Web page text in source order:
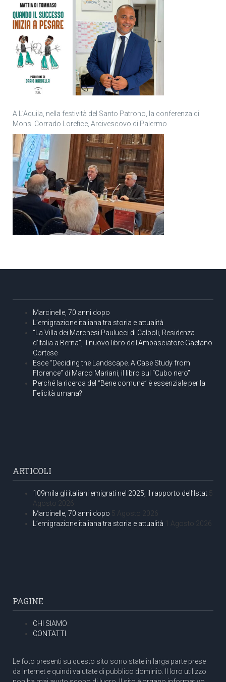
A L’Aquila, nella festività del Santo Patrono, la conferenza di
Mons. Corrado Lorefice, Arcivescovo di Palermo
Marcinelle, 70 anni dopo
L’emigrazione italiana tra storia e attualità
“La Villa dei Marchesi Paulucci di Calboli, Residenza
d’Italia a Berna”, il nuovo libro dell’Ambasciatore Gaetano
Cortese
Esce “Deciding the Landscape. A Case Study from
Florence” di Marco Mariani, il libro sul “Cubo nero”
Perché la ricerca del “Bene comune” è essenziale per la
Felicità umana?
ARTICOLI
109mila gli italiani emigrati nel 2025, il rapporto dell’Istat 5
Agosto 2026
Marcinelle, 70 anni dopo 5 Agosto 2026
L’emigrazione italiana tra storia e attualità 1 Agosto 2026
PAGINE
CHI SIAMO
CONTATTI
Le foto presenti su questo sito sono state in larga parte prese
da Internet e quindi valutate di pubblico dominio. Il loro utilizzo